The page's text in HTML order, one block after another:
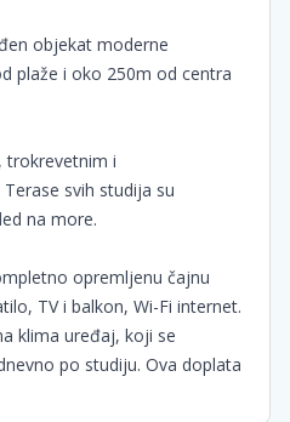
objekat moderne
plaže i oko 250m od centra
trokrevetnim i
svih studija su
na more.
opremljenu čajnu
TV i balkon, Wi-Fi internet.
klima uređaj, koji se
po studiju. Ova doplata